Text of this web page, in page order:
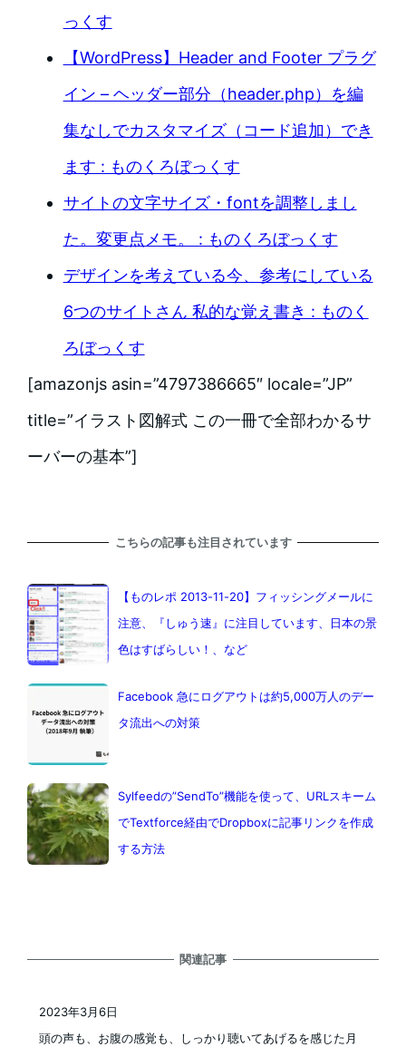
っくす
【WordPress】Header and Footer プラグ
イン – ヘッダー部分（header.php）を編
集なしでカスタマイズ（コード追加）でき
ます : ものくろぼっくす
サイトの文字サイズ・fontを調整しまし
た。変更点メモ。 : ものくろぼっくす
デザインを考えている今、参考にしている
6つのサイトさん 私的な覚え書き : ものく
ろぼっくす
[amazonjs asin=”4797386665″ locale=”JP”
title=”イラスト図解式 この一冊で全部わかるサ
ーバーの基本”]
こちらの記事も注目されています
【ものレポ 2013-11-20】フィッシングメールに
注意、『しゅう速』に注目しています、日本の景
色はすばらしい！、など
Facebook 急にログアウトは約5,000万人のデー
タ流出への対策
Sylfeedの”SendTo”機能を使って、URLスキーム
でTextforce経由でDropboxに記事リンクを作成
する方法
関連記事
頭の声も、お腹の感覚も、しっかり聴いてあげるを感じた月
2023年3月6日